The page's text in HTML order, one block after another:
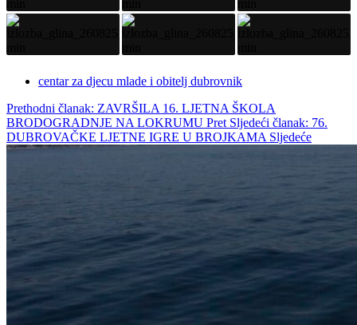
centar za djecu mlade i obitelj dubrovnik
Prethodni članak: ZAVRŠILA 16. LJETNA ŠKOLA
BRODOGRADNJE NA LOKRUMU Pret Sljedeći članak: 76.
DUBROVAČKE LJETNE IGRE U BROJKAMA Sljedeće